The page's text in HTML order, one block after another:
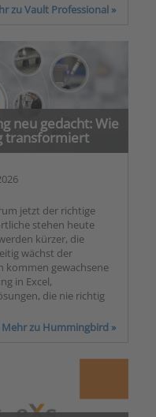
zu Vault Professional »
neu gedacht: Wie
transformiert
jetzt der richtige
stehen heute
kürzer, die
wächst der
kommen gewachsene
in Excel,
die nie richtig
Mehr zu Hummingbird »